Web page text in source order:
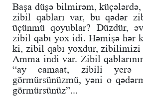
Başa düşə bilmirəm,
zibil qabları var, bu qədər
üçünmü qoyublar? Düzdür,
zibil qabı yox idi. Həmişə hər
ki, zibil qabı yoxdur,
Amma indi var. Zibil
“ay camaat, zibili yerə
görmürsünüzmü, yəni o
görmürsünüz”...